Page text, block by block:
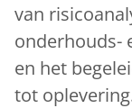
van
onderhouds-
en het
tot